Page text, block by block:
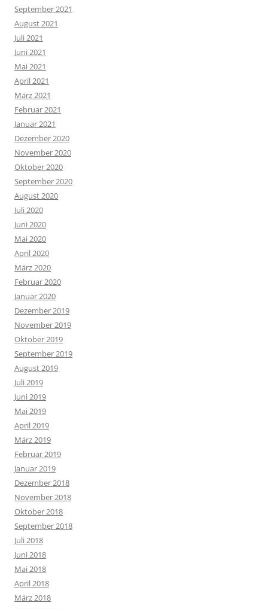
September 2021
August 2021
Juli 2021
Juni 2021
Mai 2021
April 2021
März 2021
Februar 2021
Januar 2021
Dezember 2020
November 2020
Oktober 2020
September 2020
August 2020
Juli 2020
Juni 2020
Mai 2020
April 2020
März 2020
Februar 2020
Januar 2020
Dezember 2019
November 2019
Oktober 2019
September 2019
August 2019
Juli 2019
Juni 2019
Mai 2019
April 2019
März 2019
Februar 2019
Januar 2019
Dezember 2018
November 2018
Oktober 2018
September 2018
Juli 2018
Juni 2018
Mai 2018
April 2018
März 2018